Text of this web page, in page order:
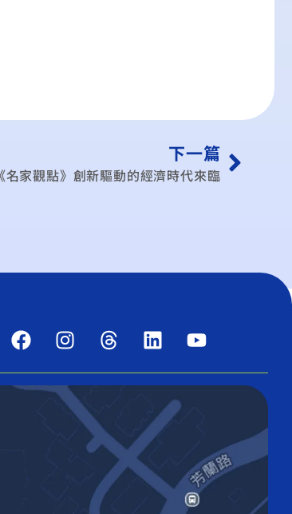
下一篇
名家觀點》創新驅動的經濟時代來臨